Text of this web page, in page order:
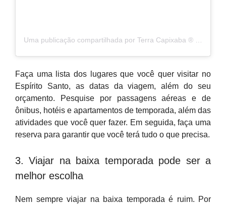
Faça uma lista dos lugares que você quer visitar no
Espírito Santo, as datas da viagem, além do seu
orçamento. Pesquise por passagens aéreas e de
ônibus, hotéis e apartamentos de temporada, além das
atividades que você quer fazer. Em seguida, faça uma
reserva para garantir que você terá tudo o que precisa.
3. Viajar na baixa temporada pode ser a
melhor escolha
Nem sempre viajar na baixa temporada é ruim. Por